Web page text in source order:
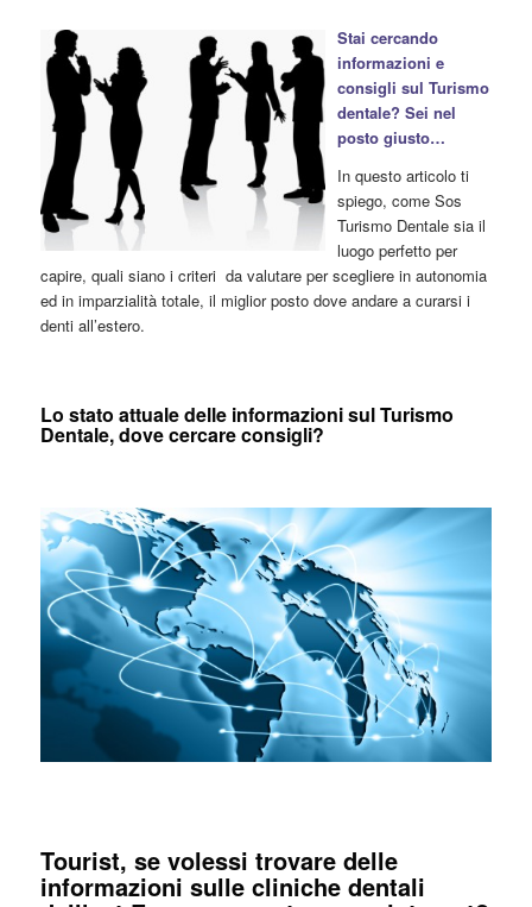
Stai cercando
informazioni e
consigli sul Turismo
dentale? Sei nel
posto giusto…
In questo articolo ti
spiego, come Sos
Turismo Dentale sia il
luogo perfetto per
capire, quali siano i criteri da valutare per scegliere in autonomia
ed in imparzialità totale, il miglior posto dove andare a curarsi i
denti all’estero.
Lo stato attuale delle informazioni sul Turismo
Dentale, dove cercare consigli?
Tourist, se volessi trovare delle
informazioni sulle cliniche dentali